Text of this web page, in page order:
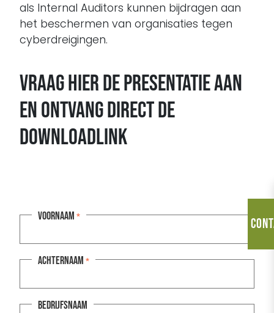
als Internal Auditors kunnen bijdragen aan
het beschermen van organisaties tegen
cyberdreigingen.
Vraag hier de presentatie aan
en ontvang direct de
downloadlink
Voornaam *
Achternaam *
Bedrijfsnaam